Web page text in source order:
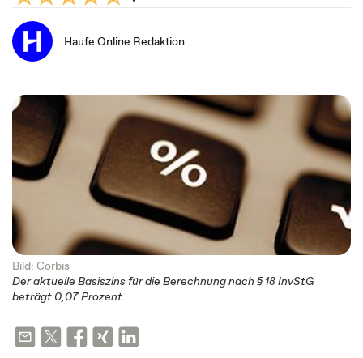
Haufe Online Redaktion
Bild: Corbis
Der aktuelle Basiszins für die Berechnung nach § 18 InvStG
beträgt 0,07 Prozent.